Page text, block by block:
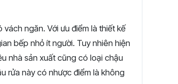
vách ngăn. Với ưu điểm là thiết kế
bếp nhỏ ít người. Tuy nhiên hiện
nhà sản xuất cũng có loại chậu
rửa này có nhược điểm là không